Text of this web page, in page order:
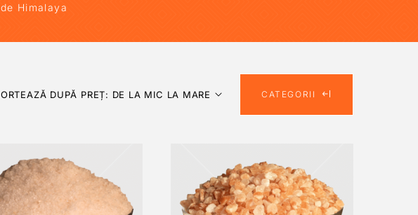
Himalaya
DUPĂ PREȚ: DE LA MIC LA MARE CATEGORII